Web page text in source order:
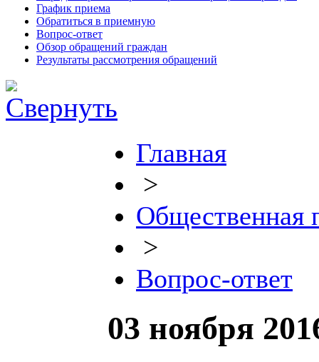
График приема
Обратиться в приемную
Вопрос-ответ
Обзор обращений граждан
Результаты рассмотрения обращений
Главная
>
Общественная
>
Вопрос-ответ
03 ноября